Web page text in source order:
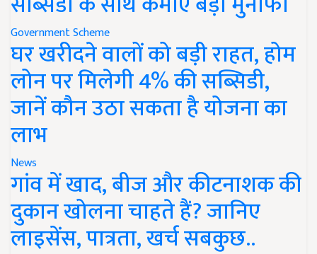
Government Scheme
घर खरीदने वालों को बड़ी राहत, होम
लोन पर मिलेगी 4% की सब्सिडी,
जानें कौन उठा सकता है योजना का
लाभ
News
गांव में खाद, बीज और कीटनाशक की
दुकान खोलना चाहते हैं? जानिए
लाइसेंस, पात्रता, खर्च सबकुछ..